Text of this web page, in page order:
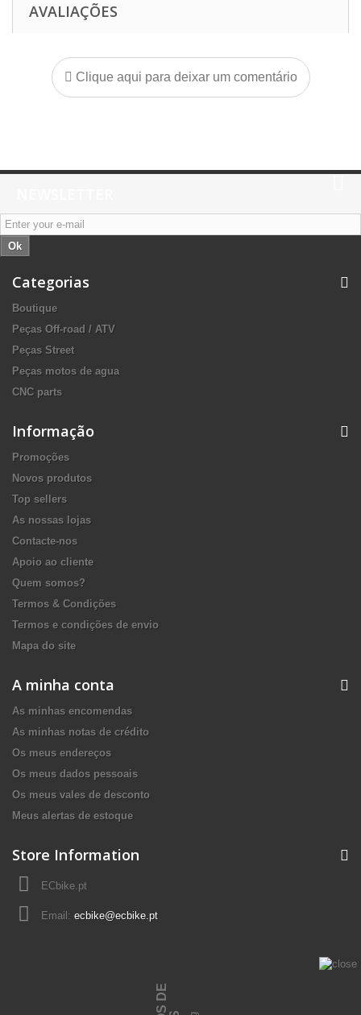
AVALIAÇÕES
Clique aqui para deixar um comentário
Ok
Categorias
Boutique
Peças Off-road / ATV
Peças Street
Peças motos de agua
CNC parts
Informação
Promoções
Novos produtos
Top sellers
As nossas lojas
Contacte-nos
Apoio ao cliente
Quem somos?
Termos & Condições
Termos e condições de envio
Mapa do site
A minha conta
As minhas encomendas
As minhas notas de crédito
Os meus endereços
Os meus dados pessoais
Os meus vales de desconto
Meus alertas de estoque
Store Information
ECbike.pt
Email: ecbike@ecbike.pt